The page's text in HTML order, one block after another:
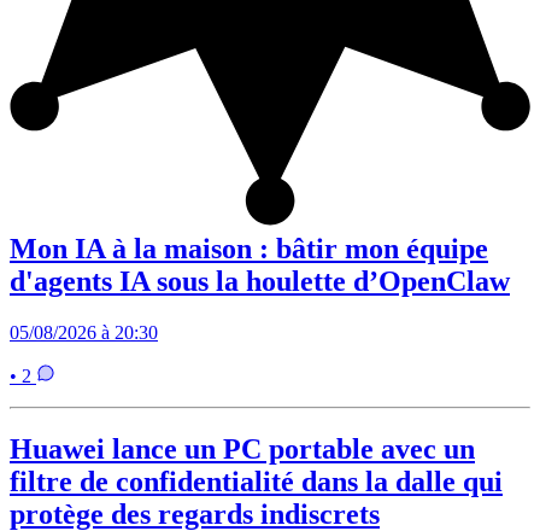
Mon IA à la maison : bâtir mon équipe
d'agents IA sous la houlette d’OpenClaw
05/08/2026 à 20:30
• 2
Huawei lance un PC portable avec un
filtre de confidentialité dans la dalle qui
protège des regards indiscrets